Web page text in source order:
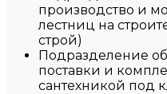
производство и
лестниц на
строй)
Подразделение
поставки и
сантехникой под